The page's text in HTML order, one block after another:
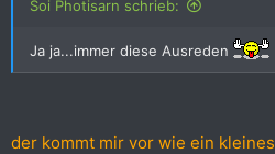
Soi Photisarn schrieb:
Ja ja...immer diese Ausreden
der kommt mir vor wie ein